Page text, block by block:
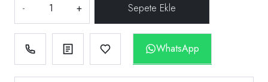
- +
WhatsApp